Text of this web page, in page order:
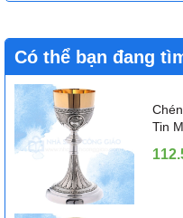
Có thể bạn đang
Tin